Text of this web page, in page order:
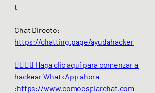
t
Chat Directo:
https://chatting.page/ayudahacker
👉🏻👉🏻 Haga clic aquí para comenzar a
hackear WhatsApp ahora
:https://www.comoespiarchat.com